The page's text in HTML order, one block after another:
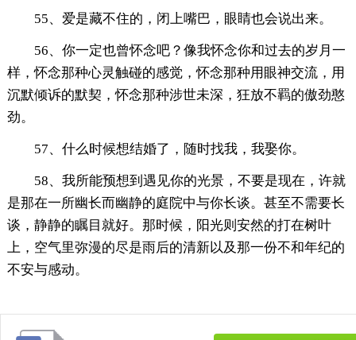
55、爱是藏不住的，闭上嘴巴，眼睛也会说出来。
56、你一定也曾怀念吧？像我怀念你和过去的岁月一
样，怀念那种心灵触碰的感觉，怀念那种用眼神交流，用
沉默倾诉的默契，怀念那种涉世未深，狂放不羁的傲劲憨
劲。
57、什么时候想结婚了，随时找我，我娶你。
58、我所能预想到遇见你的光景，不要是现在，许就
是那在一所幽长而幽静的庭院中与你长谈。甚至不需要长
谈，静静的瞩目就好。那时候，阳光则安然的打在树叶
上，空气里弥漫的尽是雨后的清新以及那一份不和年纪的
不安与感动。